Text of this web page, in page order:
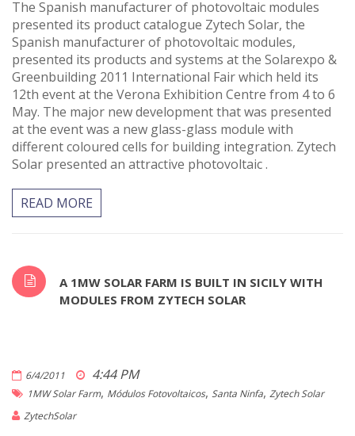
The Spanish manufacturer of photovoltaic modules
presented its product catalogue Zytech Solar, the
Spanish manufacturer of photovoltaic modules,
presented its products and systems at the Solarexpo &
Greenbuilding 2011 International Fair which held its
12th event at the Verona Exhibition Centre from 4 to 6
May. The major new development that was presented
at the event was a new glass-glass module with
different coloured cells for building integration. Zytech
Solar presented an attractive photovoltaic .
READ MORE
A 1MW SOLAR FARM IS BUILT IN SICILY WITH
MODULES FROM ZYTECH SOLAR
6/4/2011 4:44 PM
1MW Solar Farm, Módulos Fotovoltaicos, Santa Ninfa, Zytech Solar
ZytechSolar